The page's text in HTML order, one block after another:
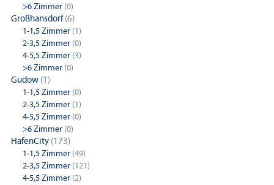
>6 Zimmer (0)
Großhansdorf(6)
1-1,5 Zimmer (1)
2-3,5 Zimmer (0)
4-5,5 Zimmer (3)
>6 Zimmer (0)
Gudow (1)
1-1,5 Zimmer (0)
2-3,5 Zimmer (1)
4-5,5 Zimmer (0)
>6 Zimmer (0)
HafenCity (173)
1-1,5 Zimmer (49)
2-3,5 Zimmer (121)
4-5,5 Zimmer (2)